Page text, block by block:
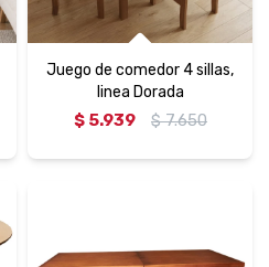
Juego de comedor 4 sillas,
linea Dorada
$ 5.939 $ 7.650